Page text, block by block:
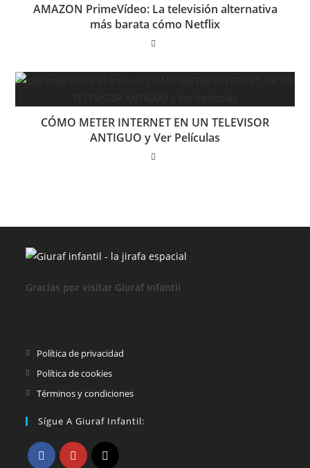
AMAZON PrimeVídeo: La televisión alternativa
más barata cómo Netflix
CÓMO METER INTERNET EN UN TELEVISOR
ANTIGUO y Ver Películas
Gracias por visitar Giuraf Infantil
Política de privacidad
nueva
Política de cookiesSe
abre
una
nueva
pestaña
Términos y condicionesSe
en
Sígue A Giuraf Infantil: